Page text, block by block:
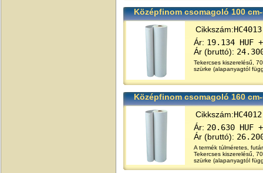
Középfinom csomagoló 100
Cikkszám:HC4013
Ár: 19.134 HUF
Ár (bruttó):
Tekercses kiszerelésű,
szürke (alapanyagtól
Középfinom csomagoló 160
Cikkszám:HC4012
Ár: 20.630 HUF
Ár (bruttó):
A termék túlméretes,
Tekercses kiszerelésű,
szürke (alapanyagtól